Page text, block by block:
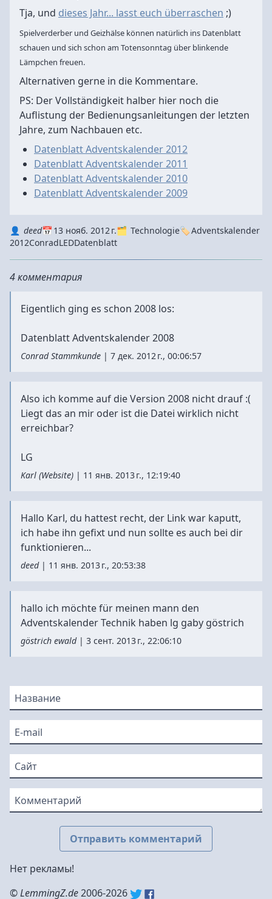
Tja, und dieses Jahr... lasst euch überraschen ;)
Spielverderber und Geizhälse können natürlich ins Datenblatt
schauen und sich schon am Totensonntag über blinkende
Lämpchen freuen.
Alternativen gerne in die Kommentare.
PS: Der Vollständigkeit halber hier noch die
Auflistung der Bedienungsanleitungen der letzten
Jahre, zum Nachbauen etc.
Datenblatt Adventskalender 2012
Datenblatt Adventskalender 2011
Datenblatt Adventskalender 2010
Datenblatt Adventskalender 2009
Autordeed
Datum 13 нояб. 2012 г.
Kategorie Technologie Tags
Adventskalender
2012ConradLEDDatenblatt
4 комментария
Eigentlich ging es schon 2008 los:
Datenblatt Adventskalender 2008
Conrad Stammkunde | 7 дек. 2012 г., 00:06:57
Also ich komme auf die Version 2008 nicht drauf :(
Liegt das an mir oder ist die Datei wirklich nicht
erreichbar?
LG
Karl (Website) | 11 янв. 2013 г., 12:19:40
Hallo Karl, du hattest recht, der Link war kaputt,
ich habe ihn gefixt und nun sollte es auch bei dir
funktionieren...
deed | 11 янв. 2013 г., 20:53:38
hallo ich möchte für meinen mann den
Adventskalender Technik haben lg gaby göstrich
göstrich ewald | 3 сент. 2013 г., 22:06:10
Название
E-mail
Сайт
Комментарий
Отправить комментарий
Нет рекламы!
©LemmingZ.de2006-2026